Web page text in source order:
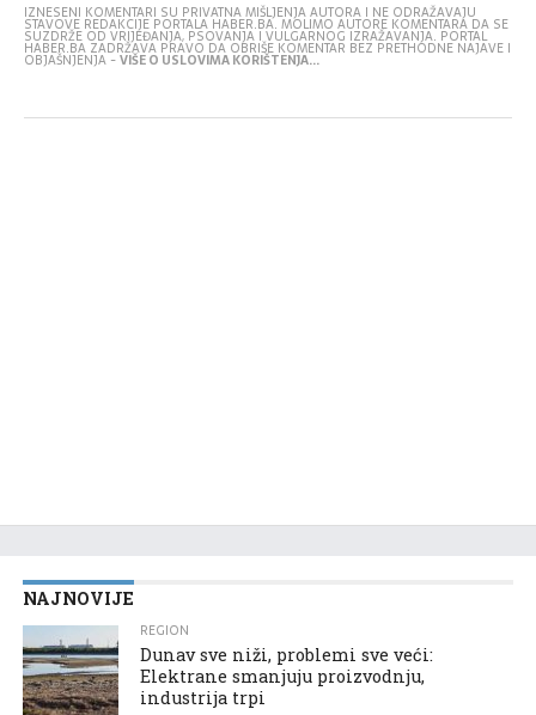
IZNESENI KOMENTARI SU PRIVATNA MIŠLJENJA AUTORA I NE ODRAŽAVAJU
STAVOVE REDAKCIJE PORTALA HABER.BA. MOLIMO AUTORE KOMENTARA DA SE
SUZDRŽE OD VRIJEĐANJA, PSOVANJA I VULGARNOG IZRAŽAVANJA. PORTAL
HABER.BA ZADRŽAVA PRAVO DA OBRIŠE KOMENTAR BEZ PRETHODNE NAJAVE I
OBJAŠNJENJA -VIŠE O USLOVIMA KORIŠTENJA...
NAJNOVIJE
REGION
Dunav sve niži, problemi sve veći:
Elektrane smanjuju proizvodnju,
industrija trpi